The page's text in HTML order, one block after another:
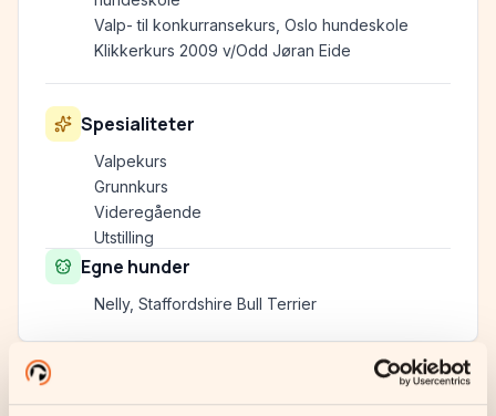
Valp- til konkurransekurs, Oslo hundeskole
Klikkerkurs 2009 v/Odd Jøran Eide
Spesialiteter
Valpekurs
Grunnkurs
Videregående
Utstilling
Egne hunder
Nelly, Staffordshire Bull Terrier